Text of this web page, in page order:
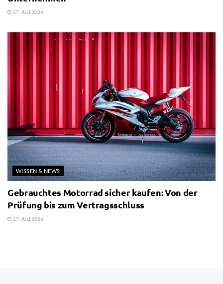
27. JULI 2026
WISSEN & NEWS
Gebrauchtes Motorrad sicher kaufen: Von der
Prüfung bis zum Vertragsschluss
27. JULI 2026